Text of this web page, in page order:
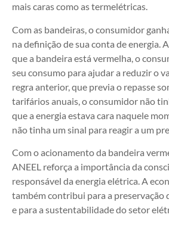
mais caras como as termelétricas.
Com as bandeiras, o consumidor
na definição de sua conta de energia.
que a bandeira está vermelha, o
seu consumo para ajudar a reduzir o
regra anterior, que previa o repasse
tarifários anuais, o consumidor não
que a energia estava cara naquele
não tinha um sinal para reagir a um
Com o acionamento da bandeira
ANEEL reforça a importância da
responsável da energia elétrica. A
também contribui para a preservação
e para a sustentabilidade do setor